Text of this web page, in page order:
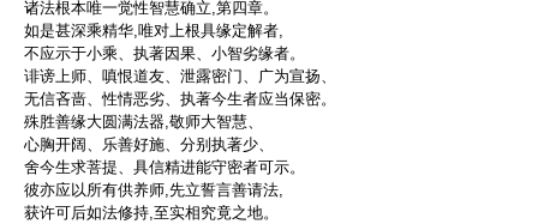
诸法根本唯一觉性智慧确立,第四章。
如是甚深乘精华,唯对上根具缘定解者,
不应示于小乘、执著因果、小智劣缘者。
诽谤上师、嗔恨道友、泄露密门、广为宣扬、
无信吝啬、性情恶劣、执著今生者应当保密。
殊胜善缘大圆满法器,敬师大智慧、
心胸开阔、乐善好施、分别执著少、
舍今生求菩提、具信精进能守密者可示。
彼亦应以所有供养师,先立誓言善请法,
获许可后如法修持,至实相究竟之地。